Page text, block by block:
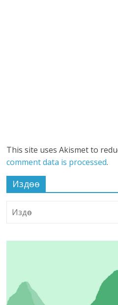
This site uses Akismet to
comment data is processed.
Издөө